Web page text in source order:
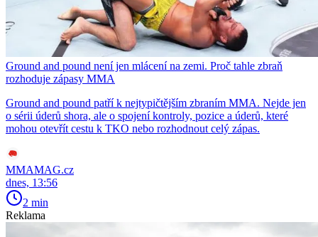
Ground and pound není jen mlácení na zemi. Proč tahle zbraň
rozhoduje zápasy MMA
Ground and pound patří k nejtypičtějším zbraním MMA. Nejde jen
o sérii úderů shora, ale o spojení kontroly, pozice a úderů, které
mohou otevřít cestu k TKO nebo rozhodnout celý zápas.
MMAMAG.cz
dnes, 13:56
2 min
Reklama